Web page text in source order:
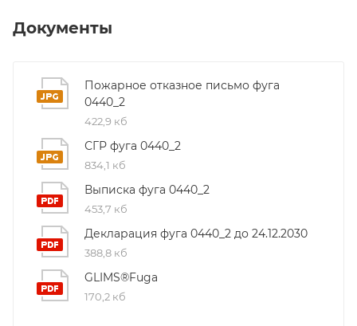
Документы
Пожарное отказное письмо фуга
0440_2
422,9 кб
СГР фуга 0440_2
834,1 кб
Выписка фуга 0440_2
453,7 кб
Декларация фуга 0440_2 до 24.12.2030
388,8 кб
GLIMS®Fuga
170,2 кб